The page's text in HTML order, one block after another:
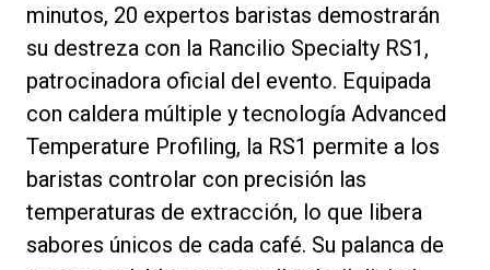
minutos, 20 expertos baristas demostrarán
su destreza con la Rancilio Specialty RS1,
patrocinadora oficial del evento. Equipada
con caldera múltiple y tecnología Advanced
Temperature Profiling, la RS1 permite a los
baristas controlar con precisión las
temperaturas de extracción, lo que libera
sabores únicos de cada café. Su palanca de
Política de Privacidad